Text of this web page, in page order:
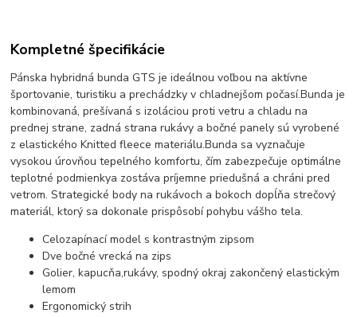
Kompletné špecifikácie
Pánska hybridná bunda GTS je ideálnou voľbou na aktívne
športovanie, turistiku a prechádzky v chladnejšom počasí.Bunda je
kombinovaná, prešívaná s izoláciou proti vetru a chladu na
prednej strane, zadná strana rukávy a bočné panely sú vyrobené
z elastického Knitted fleece materiálu.Bunda sa vyznačuje
vysokou úrovňou tepelného komfortu, čím zabezpečuje optimálne
teplotné podmienkya zostáva príjemne priedušná a chráni pred
vetrom. Strategické body na rukávoch a bokoch dopĺňa strečový
materiál, ktorý sa dokonale prispôsobí pohybu vášho tela.
Celozapínací model s kontrastným zipsom
Dve bočné vrecká na zips
Golier, kapucňa,rukávy, spodný okraj zakončený elastickým
lemom
Ergonomický strih